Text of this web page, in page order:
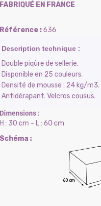
FABRIQUÉ EN FRANCE
636
Double piqûre de sellerie.
Disponible en 25 couleurs.
Densité de mousse : 24 kg/m3.
Antidérapant. Velcros cousus.
H : 30 cm – L : 60 cm